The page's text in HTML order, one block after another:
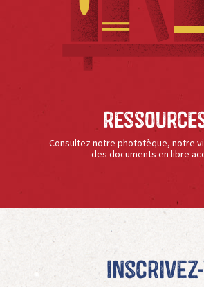
Consultez notre phototèque, notre
des documents en libre